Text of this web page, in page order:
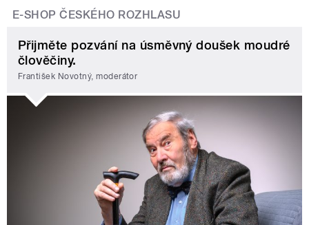
E-SHOP ČESKÉHO ROZHLASU
Přijměte pozvání na úsměvný doušek moudré
člověčiny.
František Novotný, moderátor